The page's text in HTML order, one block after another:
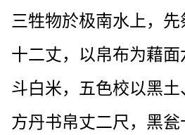
三牲物於极南水上，
十二丈，以帛布为藉
斗白米，五色校以黑
方丹书帛丈二尺，黑